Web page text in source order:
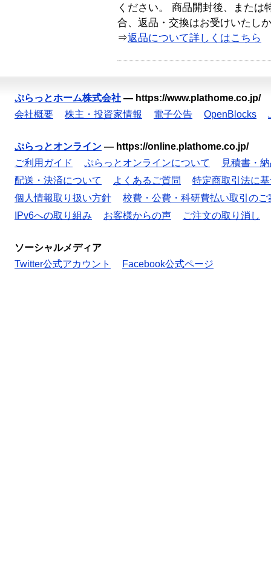
ください。 商品開封後、または
合、返品・交換はお受けいたし
⇒返品について詳しくはこちら
ぷらっとホーム株式会社 — https://www.plathome.co.jp/
会社概要
株主・投資家情報 電子公告 OpenBlocks
ぷらっとオンライン — https://online.plathome.co.jp/
ご利用ガイド
ぷらっとオンラインについて
見積書・
配送・決済について
よくあるご質問
特定商取引法に
個人情報取り扱い方針
校費・公費・科研費払い取引のご
IPv6への取り組み
お客様からの声 ご注文の取り消し
ソーシャルメディア
Twitter公式アカウント
Facebook公式ページ